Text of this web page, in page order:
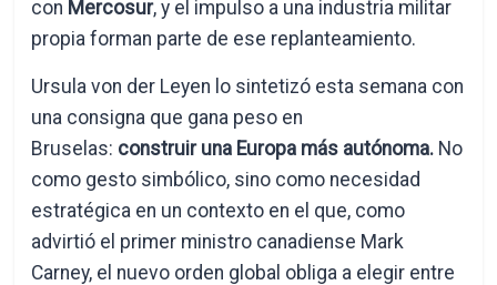
con Mercosur, y el impulso a una industria militar
propia forman parte de ese replanteamiento.
Ursula von der Leyen lo sintetizó esta semana con
una consigna que gana peso en
Bruselas: construir una Europa más autónoma. No
como gesto simbólico, sino como necesidad
estratégica en un contexto en el que, como
advirtió el primer ministro canadiense Mark
Carney, el nuevo orden global obliga a elegir entre